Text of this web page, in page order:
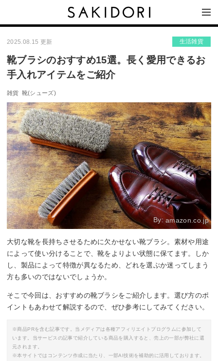
2025.08.15 更新 生活雑貨
靴ブラシのおすすめ15選。長く愛用できるお
手入れアイテムをご紹介
雑貨 靴(シューズ)
By:amazon.co.jp
大切な靴を長持ちさせるために欠かせない靴ブラシ。素材や用途
によって使い分けることで、靴をよりよい状態に保てます。しか
し、製品によって特徴が異なるため、どれを選ぶか迷ってしまう
方も多いのではないでしょうか。
そこで今回は、おすすめの靴ブラシをご紹介します。選び方のポ
イントもあわせて解説するので、ぜひ参考にしてみてください。
※商品PRを含む記事です。当メディアは各種アフィリエイトプログラムに参加して
います。当サービスの記事で紹介している商品を購入すると、売上の一部が弊社に還
元されます。
※本サイトではコンテンツ作成に当たり、一部AI技術を補助的に活用しております。